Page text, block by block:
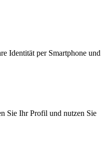
Identität per Smartphone und
Sie Ihr Profil und nutzen Sie